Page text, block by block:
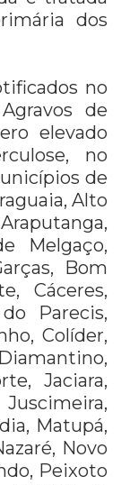
dos
no
de
elevado
no
de
Alto
Melgaço,
Bom
Cáceres,
Parecis,
Colíder,
Jaciara,
Matupá,
Novo
Peixoto